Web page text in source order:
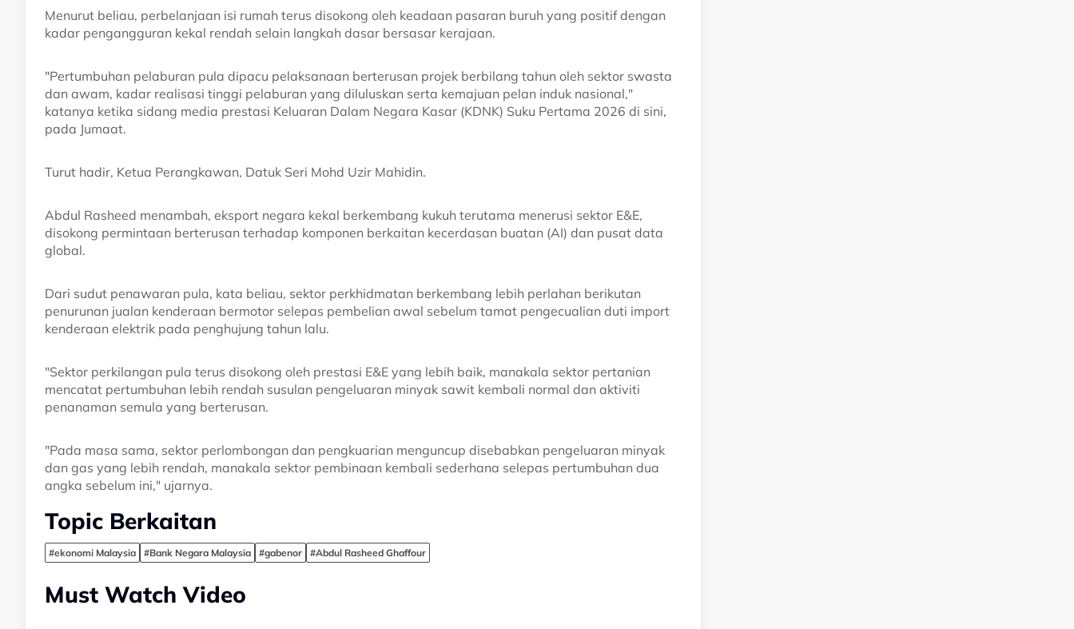
Menurut beliau, perbelanjaan isi rumah terus disokong oleh keadaan pasaran buruh yang positif dengan
kadar pengangguran kekal rendah selain langkah dasar bersasar kerajaan.
"Pertumbuhan pelaburan pula dipacu pelaksanaan berterusan projek berbilang tahun oleh sektor swasta
dan awam, kadar realisasi tinggi pelaburan yang diluluskan serta kemajuan pelan induk nasional,"
katanya ketika sidang media prestasi Keluaran Dalam Negara Kasar (KDNK) Suku Pertama 2026 di sini,
pada Jumaat.
Turut hadir, Ketua Perangkawan, Datuk Seri Mohd Uzir Mahidin.
Abdul Rasheed menambah, eksport negara kekal berkembang kukuh terutama menerusi sektor E&E,
disokong permintaan berterusan terhadap komponen berkaitan kecerdasan buatan (AI) dan pusat data
global.
Dari sudut penawaran pula, kata beliau, sektor perkhidmatan berkembang lebih perlahan berikutan
penurunan jualan kenderaan bermotor selepas pembelian awal sebelum tamat pengecualian duti import
kenderaan elektrik pada penghujung tahun lalu.
"Sektor perkilangan pula terus disokong oleh prestasi E&E yang lebih baik, manakala sektor pertanian
mencatat pertumbuhan lebih rendah susulan pengeluaran minyak sawit kembali normal dan aktiviti
penanaman semula yang berterusan.
"Pada masa sama, sektor perlombongan dan pengkuarian menguncup disebabkan pengeluaran minyak
dan gas yang lebih rendah, manakala sektor pembinaan kembali sederhana selepas pertumbuhan dua
angka sebelum ini," ujarnya.
Topic Berkaitan
#ekonomi Malaysia #Bank Negara Malaysia #gabenor #Abdul Rasheed Ghaffour
Must Watch Video